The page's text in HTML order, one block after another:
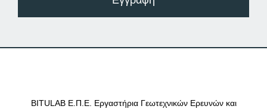
BITULAB Ε.Π.Ε. Εργαστήρια Γεωτεχνικών Ερευνών και